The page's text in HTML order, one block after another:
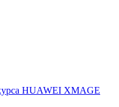
HUAWEI XMAGE